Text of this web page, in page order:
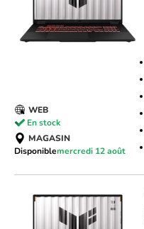
WEB
En stock
MAGASIN
Disponiblemercredi 12 août